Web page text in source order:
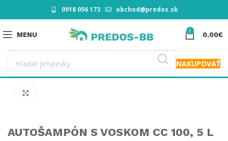
0918 056 173 obchod@predos.sk
MENU 0 0,00€
NAKUPOVAŤ
AUTOŠAMPÓN S VOSKOM CC 100, 5 L